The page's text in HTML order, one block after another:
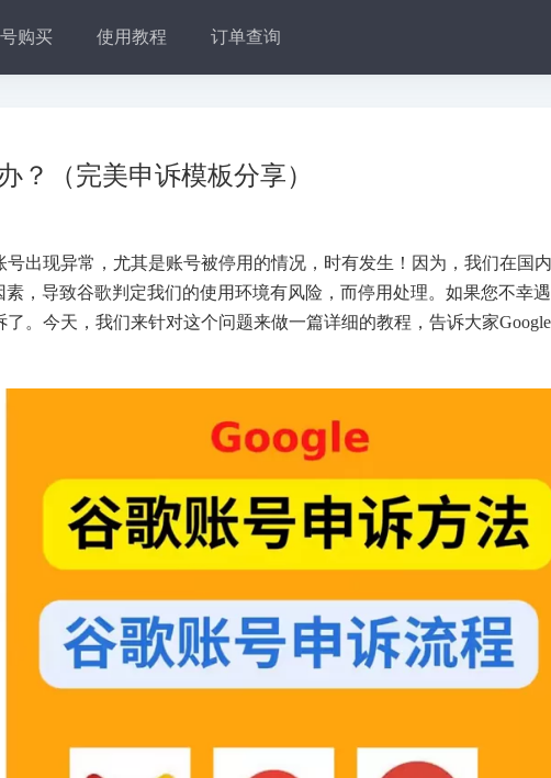
购买 使用教程 订单查询
？（完美申诉模板分享）
出现异常，尤其是账号被停用的情况，时有发生！因为，我们在国
素，导致谷歌判定我们的使用环境有风险，而停用处理。如果您不幸
。今天，我们来针对这个问题来做一篇详细的教程，告诉大家